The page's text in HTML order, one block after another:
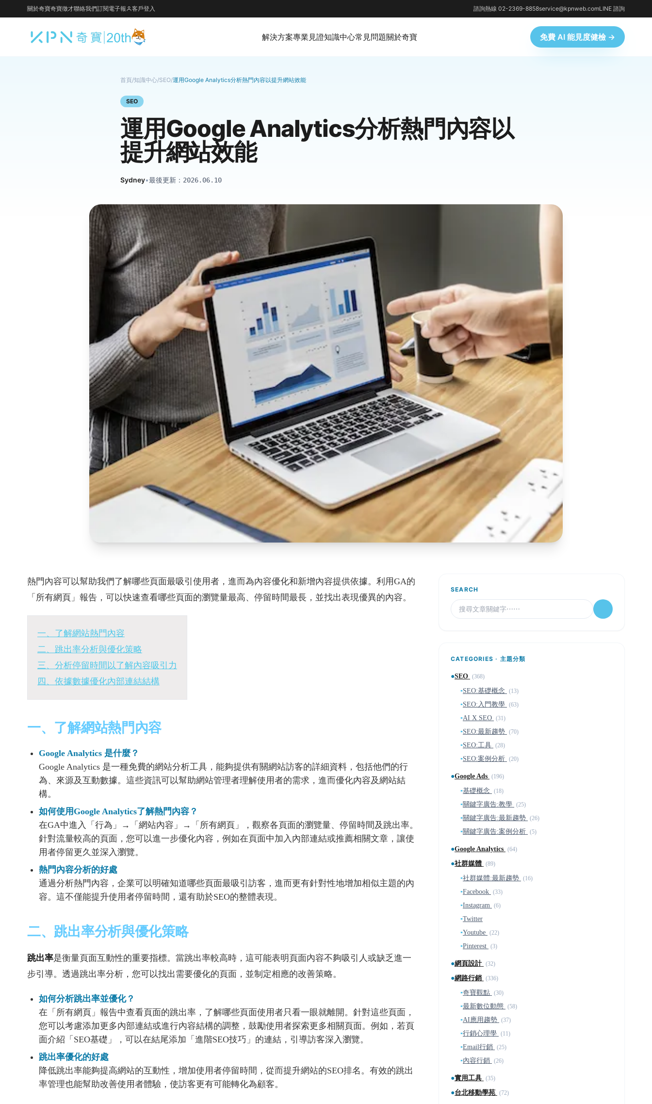
關於奇寶奇寶徵才聯絡我們訂閱電子報 客戶登入 諮詢熱線 02-2369-8858service@kpnweb.comLINE 諮詢
解決方案專業見證知識中心常見問題關於奇寶 免費 AI 能見度健檢 →
首頁/知識中心/SEO/運用Google Analytics分析熱門內容以提升網站效能
SEO
運用Google Analytics分析熱門內容以
提升網站效能
Sydney•最後更新： 2026.06.10
熱門內容可以幫助我們了解哪些頁面最吸引使用者，進而為內容優化和新增內容提供依據。利用GA的
「所有網頁」報告，可以快速查看哪些頁面的瀏覽量最高、停留時間最長，並找出表現優異的內容。
一、了解網站熱門內容
二、跳出率分析與優化策略
三、分析停留時間以了解內容吸引力
四、依據數據優化內部連結結構
一、了解網站熱門內容
Google Analytics 是什麼？
Google Analytics 是一種免費的網站分析工具，能夠提供有關網站訪客的詳細資料，包括他們的行
為、來源及互動數據。這些資訊可以幫助網站管理者理解使用者的需求，進而優化內容及網站結
構。
如何使用Google Analytics了解熱門內容？
在GA中進入「行為」→「網站內容」→「所有網頁」，觀察各頁面的瀏覽量、停留時間及跳出率。
針對流量較高的頁面，您可以進一步優化內容，例如在頁面中加入內部連結或推薦相關文章，讓使
用者停留更久並深入瀏覽。
熱門內容分析的好處
通過分析熱門內容，企業可以明確知道哪些頁面最吸引訪客，進而更有針對性地增加相似主題的內
容。這不僅能提升使用者停留時間，還有助於SEO的整體表現。
二、跳出率分析與優化策略
跳出率是衡量頁面互動性的重要指標。當跳出率較高時，這可能表明頁面內容不夠吸引人或缺乏進一
步引導。透過跳出率分析，您可以找出需要優化的頁面，並制定相應的改善策略。
如何分析跳出率並優化？
在「所有網頁」報告中查看頁面的跳出率，了解哪些頁面使用者只看一眼就離開。針對這些頁面，
您可以考慮添加更多內部連結或進行內容結構的調整，鼓勵使用者探索更多相關頁面。例如，若頁
面介紹「SEO基礎」，可以在結尾添加「進階SEO技巧」的連結，引導訪客深入瀏覽。
跳出率優化的好處
降低跳出率能夠提高網站的互動性，增加使用者停留時間，從而提升網站的SEO排名。有效的跳出
率管理也能幫助改善使用者體驗，使訪客更有可能轉化為顧客。
SEARCH
CATEGORIES · 主題分類
●SEO (368)
▪SEO:基礎概念 (13)
▪SEO:入門教學 (63)
▪AI X SEO (31)
▪SEO:最新趨勢 (70)
▪SEO:工具 (28)
▪SEO:案例分析 (20)
●Google Ads (196)
▪基礎概念 (18)
▪關鍵字廣告:教學 (25)
▪關鍵字廣告:最新趨勢 (26)
▪關鍵字廣告:案例分析 (5)
●Google Analytics (64)
●社群媒體 (89)
▪社群媒體:最新趨勢 (16)
▪Facebook (33)
▪Instagram (6)
▪Twitter
▪Youtube (22)
▪Pinterest (3)
●網頁設計 (32)
●網路行銷 (336)
▪奇寶觀點 (30)
▪最新數位動態 (58)
▪AI應用趨勢 (37)
▪行銷心理學 (11)
▪Email行銷 (25)
▪內容行銷 (26)
●實用工具 (35)
●台北移動學苑 (72)